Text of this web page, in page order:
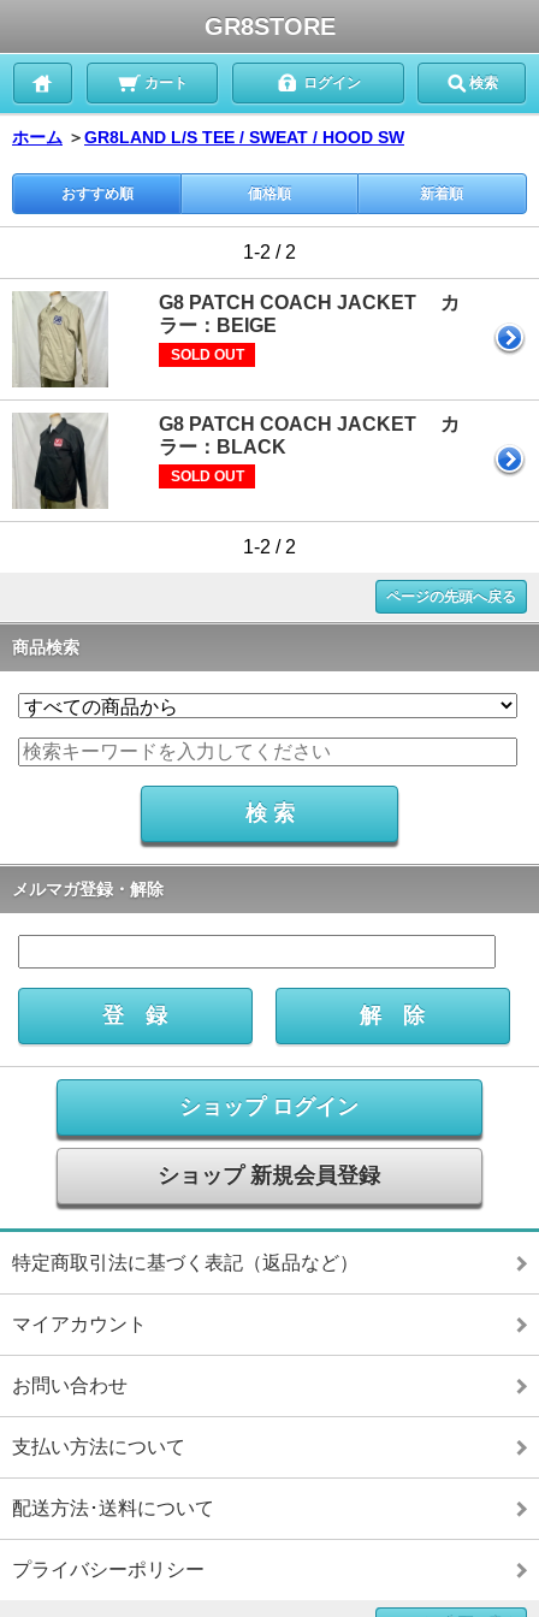
GR8STORE
カート ログイン 検索
ホーム ＞GR8LAND L/S TEE / SWEAT / HOOD SW
おすすめ順 価格順 新着順
1-2 / 2
G8 PATCH COACH JACKET カ
ラー：BEIGE
SOLD OUT
G8 PATCH COACH JACKET カ
ラー：BLACK
SOLD OUT
1-2 / 2
ページの先頭へ戻る
商品検索
メルマガ登録・解除
ショップ ログイン
ショップ 新規会員登録
特定商取引法に基づく表記（返品など）
マイアカウント
お問い合わせ
支払い方法について
配送方法･送料について
プライバシーポリシー